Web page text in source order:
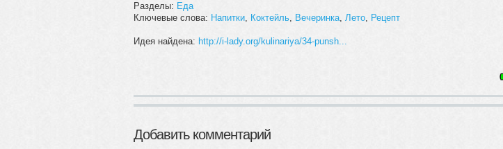
Разделы: Еда
Ключевые слова: Напитки Коктейль Вечеринка Лето Рецепт
Идея найдена: http://i-lady.org/kulinariya/34-punsh...
Добавить комментарий